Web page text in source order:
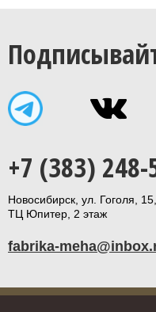
+7 (383) 248-
Новосибирск, ул. Гоголя, 15,
ТЦ Юпитер, 2 этаж
fabrika-